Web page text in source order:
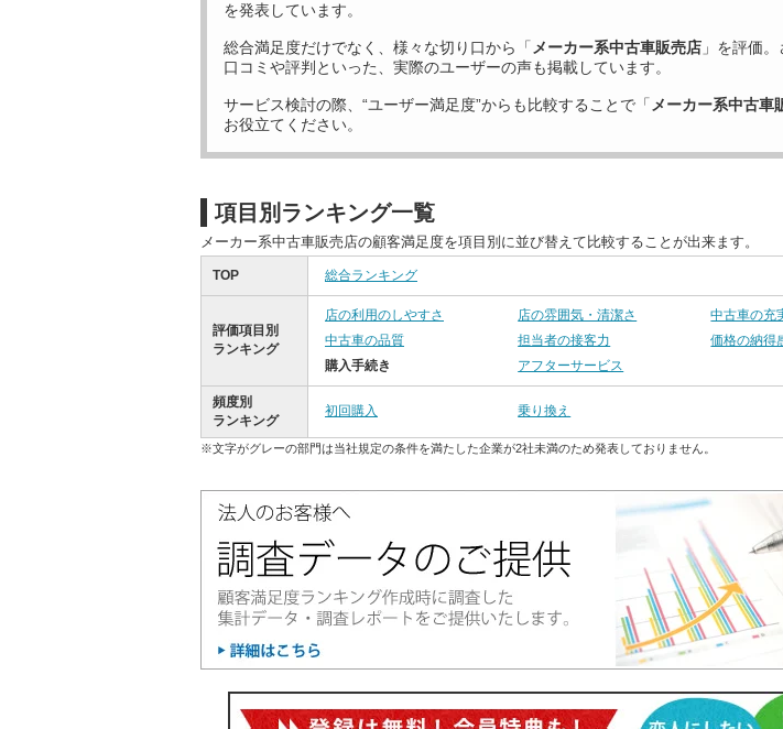
を発表しています。
総合満足度だけでなく、様々な切り口から「 メーカー系中古車販売店 」を評価
口コミや評判といった、実際のユーザーの声も掲載しています。
サービス検討の際、“ユーザー満足度”からも比較することで「 メーカー系中古車
お役立てください。
項目別ランキング一覧
メーカー系中古車販売店の顧客満足度を項目別に並び替えて比較することが出来ます。
TOP 総合ランキング
評価項目別
ランキング
店の利用のしやすさ 店の雰囲気・清潔さ
中古車の充
中古車の品質
担当者の接客力
価格の納得
購入手続き
アフターサービス
頻度別
ランキング
初回購入 乗り換え
※文字がグレーの部門は当社規定の条件を満たした企業が2社未満のため発表しておりません。